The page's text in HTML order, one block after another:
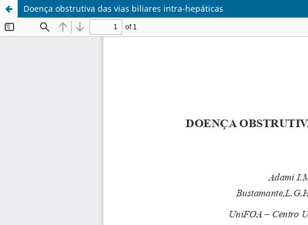
Doença obstrutiva das vias biliares intra-hepáticas